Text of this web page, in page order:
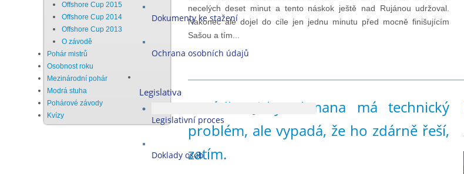
Dokumenty ke stažení
Ochrana osobních údajů
Legislativa
Legislativní proces
Doklady osob
Offshore Cup 2015
Offshore Cup 2014
Offshore Cup 2013
O závodě
Pohár mistrů
Osobnost roku
Mezinárodní pohár
Modrá stuha
Pohárové závody
Kvízy
necelých deset minut a tento náskok ještě nad Rujánou udržoval.
Nakonec ale dojel do cíle jen jednu minutu před mocně finišujícím
Sašou a tím...
Posádka Jirky Altmana má technický
problém, ale vypadá, že ho zdárně řeší,
zatím.